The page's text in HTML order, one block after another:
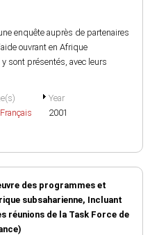
enquête auprès de partenaires
ouvrant en Afrique
sont présentés, avec leurs
Français
Year
2001
des programmes et
subsaharienne, Incluant
réunions de la Task Force de